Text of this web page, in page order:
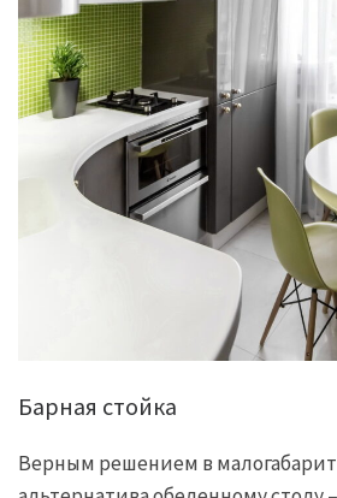
Барная стойка
Верным решением в